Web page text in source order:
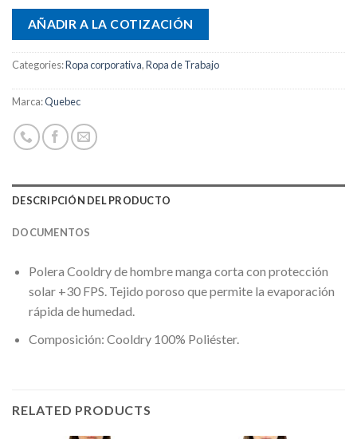
AÑADIR A LA COTIZACIÓN
Categories:Ropa corporativa,Ropa de Trabajo
Marca:Quebec
DESCRIPCIÓN DEL PRODUCTO
DOCUMENTOS
Polera Cooldry de hombre manga corta con protección
solar +30 FPS. Tejido poroso que permite la evaporación
rápida de humedad.
Composición: Cooldry 100% Poliéster.
RELATED PRODUCTS